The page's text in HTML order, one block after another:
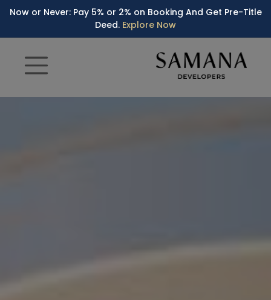
Now or Never: Pay 5% or 2% on Booking And Get Pre-Title
Deed. Explore Now